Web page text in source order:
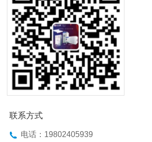
联系方式
电话：19802405939